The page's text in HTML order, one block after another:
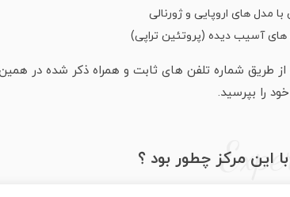
مدل های اروپایی و ژورنالی
های آسیب دیده (پروتئین تراپی)
از طریق شماره تلفن های ثابت و همراه ذکر شده در
را بپرسید.
این مرکز چطور بود ؟